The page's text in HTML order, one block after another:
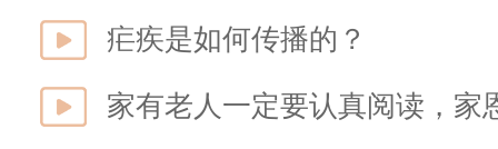
疟疾是如何传播的？
家有老人一定要认真阅读，家